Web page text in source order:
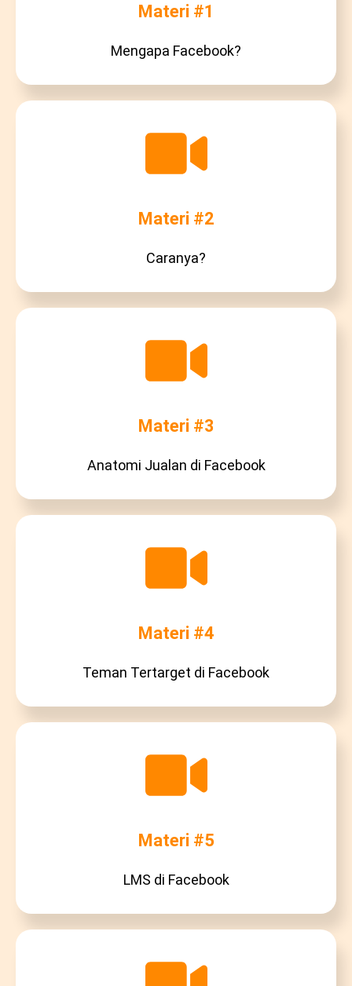
Materi #1
Mengapa Facebook?
Materi #2
Caranya?
Materi #3
Anatomi Jualan di Facebook
Materi #4
Teman Tertarget di Facebook
Materi #5
LMS di Facebook